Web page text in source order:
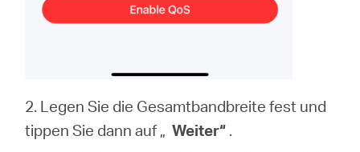
2. Legen Sie die Gesamtbandbreite fest und
tippen Sie dann auf „Weiter“ .